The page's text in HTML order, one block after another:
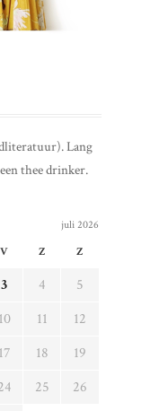
Lang
thee drinker.
juli 2026
V Z Z
3 4
5
10 11
12
17 18
19
25 26